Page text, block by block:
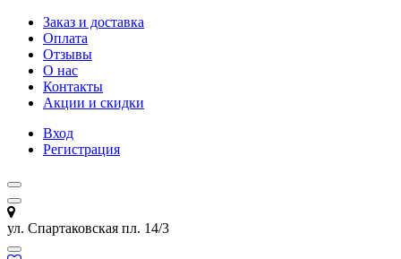
Заказ и доставка
Оплата
Отзывы
О нас
Контакты
Акции и скидки
Вход
Регистрация
ул. Спартаковская пл. 14/3